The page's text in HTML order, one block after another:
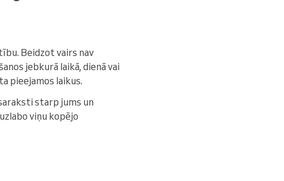
Beidzot vairs nav
jebkurā laikā, dienā vai
pieejamos laikus.
starp jums un
viņu kopējo